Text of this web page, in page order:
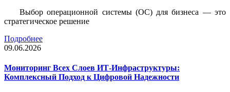
Выбор операционной системы (ОС) для бизнеса — это
стратегическое решение
Подробнее
09.06.2026
Мониторинг Всех Слоев ИТ-Инфраструктуры:
Комплексный Подход к Цифровой Надежности